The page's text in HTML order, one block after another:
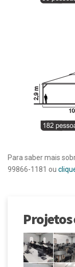
Para saber mais
99866-1181 ou
Projetos